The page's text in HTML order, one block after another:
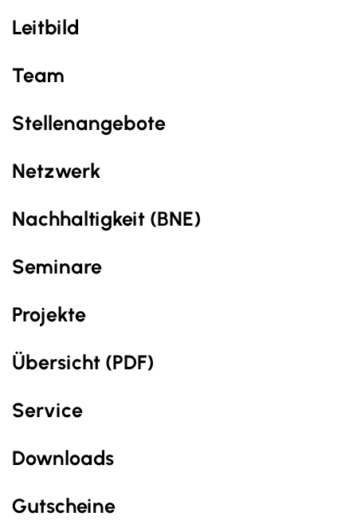
Leitbild
Team
Stellenangebote
Netzwerk
Nachhaltig­keit (BNE)
Seminare
Projekte
Übersicht (PDF)
Service
Downloads
Gutscheine